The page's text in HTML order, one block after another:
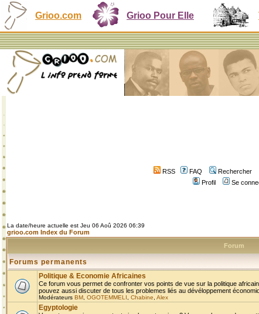
Grioo.com Grioo Pour Elle
RSS FAQ Rechercher
Profil
Se
La date/heure actuelle est Jeu 06 Aoû 2026 06:39
grioo.com Index du Forum
Forum
Forums permanents
Politique & Economie Africaines
Ce forum vous permet de confronter vos points de vue sur la politique
pouvez aussi discuter de tous les problemes liés au dévéloppement
Modérateurs BM OGOTEMMELI Chabine Alex
Egyptologie